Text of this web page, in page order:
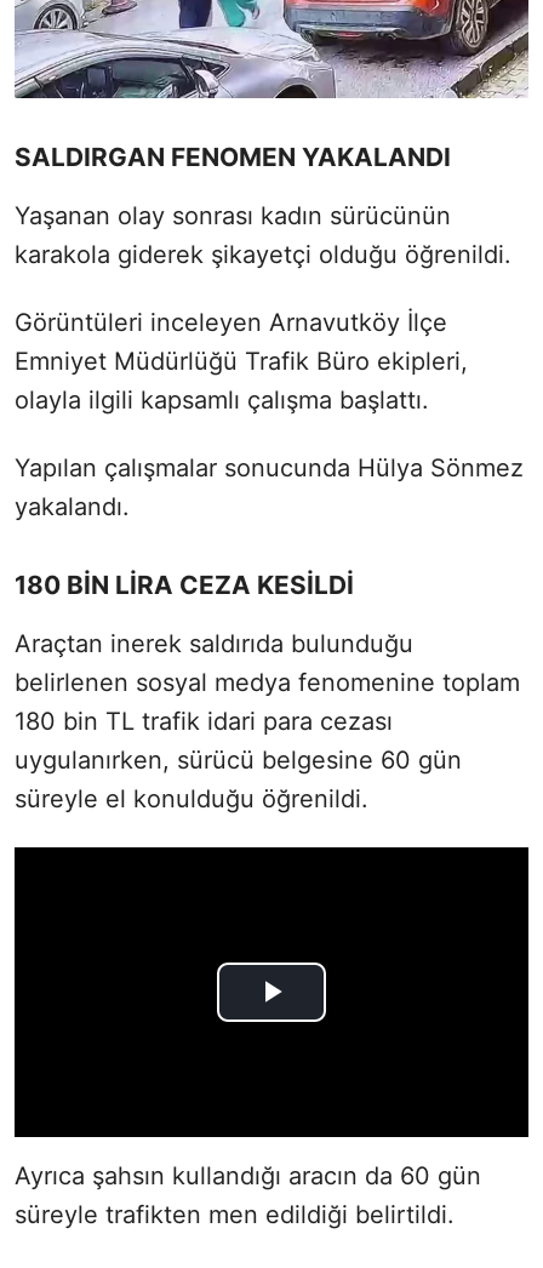
SALDIRGAN FENOMEN YAKALANDI
Yaşanan olay sonrası kadın sürücünün
karakola giderek şikayetçi olduğu öğrenildi.
Görüntüleri inceleyen Arnavutköy İlçe
Emniyet Müdürlüğü Trafik Büro ekipleri,
olayla ilgili kapsamlı çalışma başlattı.
Yapılan çalışmalar sonucunda Hülya Sönmez
yakalandı.
180 BİN LİRA CEZA KESİLDİ
Araçtan inerek saldırıda bulunduğu
belirlenen sosyal medya fenomenine toplam
180 bin TL trafik idari para cezası
uygulanırken, sürücü belgesine 60 gün
süreyle el konulduğu öğrenildi.
Ayrıca şahsın kullandığı aracın da 60 gün
süreyle trafikten men edildiği belirtildi.